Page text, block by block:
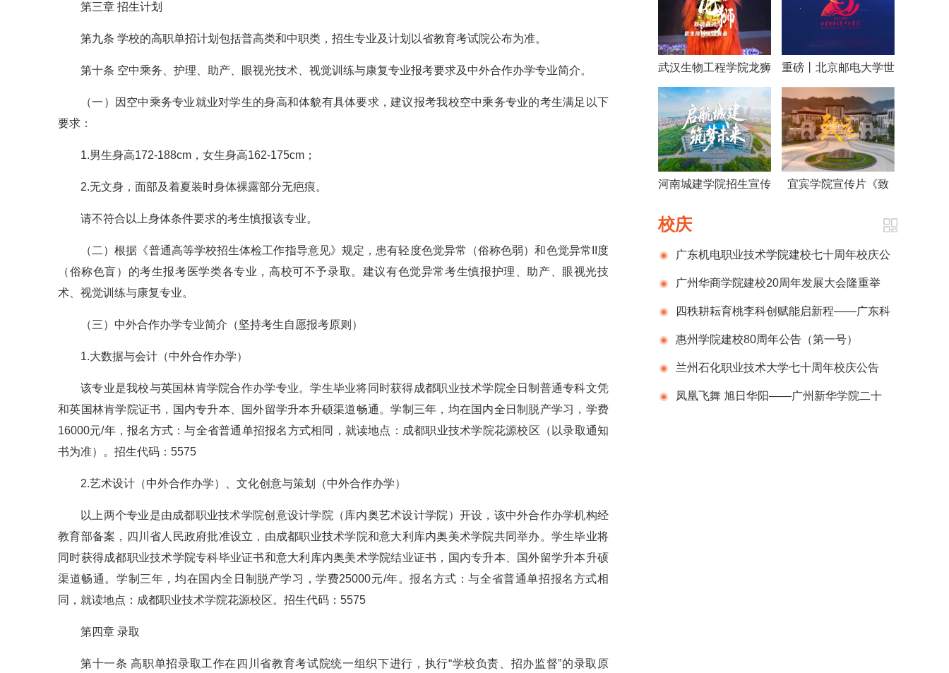
第三章 招生计划
第九条 学校的高职单招计划包括普高类和中职类，招生专业及计划以省教育考试院公布为准。
第十条 空中乘务、护理、助产、眼视光技术、视觉训练与康复专业报考要求及中外合作办学专业简介。
（一）因空中乘务专业就业对学生的身高和体貌有具体要求，建议报考我校空中乘务专业的考生满足以下
要求：
1.男生身高172-188cm，女生身高162-175cm；
2.无文身，面部及着夏装时身体裸露部分无疤痕。
请不符合以上身体条件要求的考生慎报该专业。
（二）根据《普通高等学校招生体检工作指导意见》规定，患有轻度色觉异常（俗称色弱）和色觉异常II度
（俗称色盲）的考生报考医学类各专业，高校可不予录取。建议有色觉异常考生慎报护理、助产、眼视光技
术、视觉训练与康复专业。
（三）中外合作办学专业简介（坚持考生自愿报考原则）
1.大数据与会计（中外合作办学）
该专业是我校与英国林肯学院合作办学专业。学生毕业将同时获得成都职业技术学院全日制普通专科文凭
和英国林肯学院证书，国内专升本、国外留学升本升硕渠道畅通。学制三年，均在国内全日制脱产学习，学费
16000元/年，报名方式：与全省普通单招报名方式相同，就读地点：成都职业技术学院花源校区（以录取通知
书为准）。招生代码：5575
2.艺术设计（中外合作办学）、文化创意与策划（中外合作办学）
以上两个专业是由成都职业技术学院创意设计学院（库内奥艺术设计学院）开设，该中外合作办学机构经
教育部备案，四川省人民政府批准设立，由成都职业技术学院和意大利库内奥美术学院共同举办。学生毕业将
同时获得成都职业技术学院专科毕业证书和意大利库内奥美术学院结业证书，国内专升本、国外留学升本升硕
渠道畅通。学制三年，均在国内全日制脱产学习，学费25000元/年。报名方式：与全省普通单招报名方式相
同，就读地点：成都职业技术学院花源校区。招生代码：5575
第四章 录取
第十一条 高职单招录取工作在四川省教育考试院统一组织下进行，执行“学校负责、招办监督”的录取原
武汉生物工程学院龙狮
宣传片
重磅丨北京邮电大学世
传片发布
河南城建学院招生宣传 宜宾学院宣传片《致
校庆
广东机电职业技术学院建校七十周年校庆公
告（第一号）
广州华商学院建校20周年发展大会隆重举
行 四秩耕耘育桃李科创赋能启新程——广东科
学技术职业学院（广东省科技干部学院）举办
建校40周年校庆系列活动
惠州学院建校80周年公告（第一号）
兰州石化职业技术大学七十周年校庆公告
（第二号）
凤凰飞舞 旭日华阳——广州新华学院二十